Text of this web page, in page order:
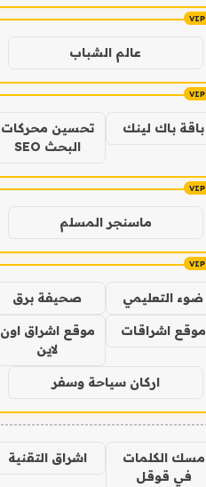
عالم الشباب
باقة باك لينك
تحسين محركات
البحث SEO
ماسنجر المسلم
ضوء التعليمي صحيفة برق
موقع اشراقات
موقع اشراق اون
لاين
اركان سياحة وسفر
مسك الكلمات
في قوقل
اشراق التقنية